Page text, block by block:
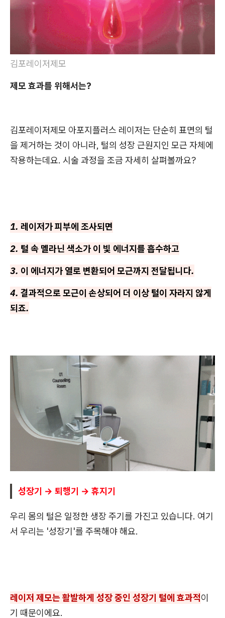
김포레이저제모
제모 효과를 위해서는?
김포레이저제모 아포지플러스 레이저는 단순히 표면의 털
을 제거하는 것이 아니라, 털의 성장 근원지인 모근 자체에
작용하는데요. 시술 과정을 조금 자세히 살펴볼까요?
1. 레이저가 피부에 조사되면
2. 털 속 멜라닌 색소가 이 빛 에너지를 흡수하고
3. 이 에너지가 열로 변환되어 모근까지 전달됩니다.
4. 결과적으로 모근이 손상되어 더 이상 털이 자라지 않게
되죠.
성장기 → 퇴행기 → 휴지기
우리 몸의 털은 일정한 생장 주기를 가진고 있습니다. 여기
서 우리는 '성장기'를 주목해야 해요.
레이저 제모는 활발하게 성장 중인 성장기 털에 효과적이
기 때문이에요.